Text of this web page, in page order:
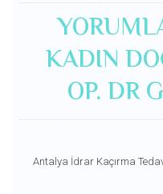
KADIN
OP. DR
Antalya İdrar Kaçırma